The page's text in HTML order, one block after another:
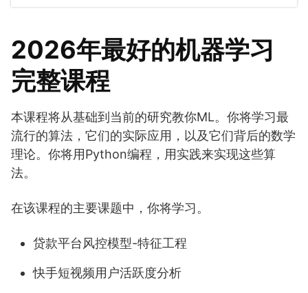
2026年最好的机器学习
完整课程
本课程将从基础到当前的研究教你ML。你将学习最
流行的算法，它们的实际应用，以及它们背后的数学
理论。你将用Python编程，用实践来实现这些算
法。
在该课程的主要课题中，你将学习。
贷款平台风控模型-特征工程
快手短视频用户活跃度分析